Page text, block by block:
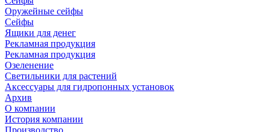
Оружейные сейфы
Сейфы
Ящики для денег
Рекламная продукция
Рекламная продукция
Озеленение
Светильники для растений
Аксессуары для гидропонных установок
Архив
О компании
История компании
Производство